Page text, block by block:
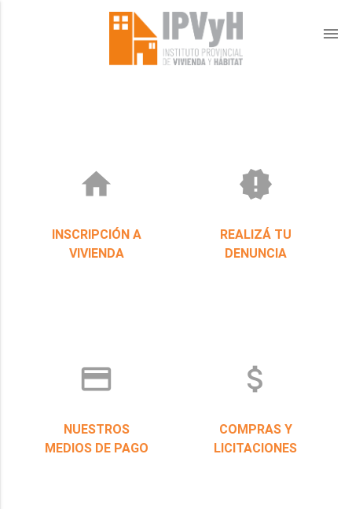
menu
home
INSCRIPCIÓN A
VIVIENDA
new_releases
REALIZÁ TU
DENUNCIA
credit_card
NUESTROS
MEDIOS DE PAGO
attach_money
COMPRAS Y
LICITACIONES